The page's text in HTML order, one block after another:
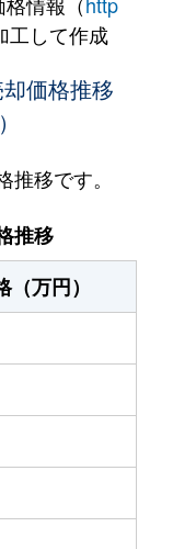
所前
所前
所前
ＪＲ)
所前
工して作成
価格推移
移です。
推移
万円）